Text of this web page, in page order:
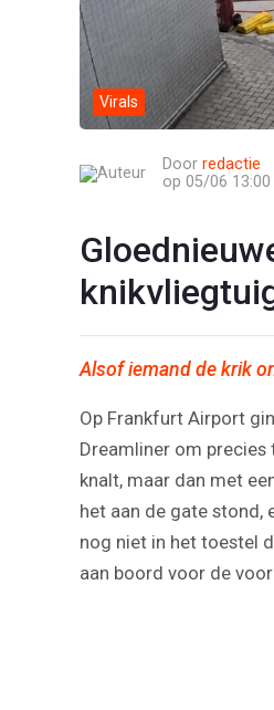
Virals
Door redactie
op 05/06 13:00
Alsof iemand de krik
Op Frankfurt Airport
Dreamliner om
knalt, maar dan met
het aan de gate stond,
nog niet in het toestel
aan boord voor de